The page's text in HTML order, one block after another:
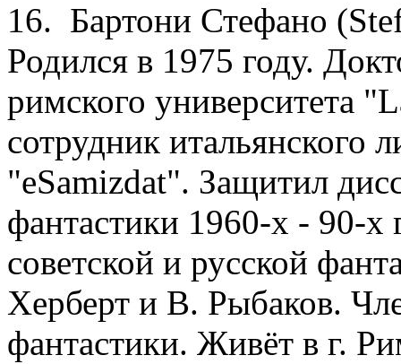
16. Бартони Стефано
Родился в 1975 году.
римского университета
сотрудник итальянского
"eSamizdat". Защитил
фантастики 1960-х - 90-х
советской и русской
Херберт и В. Рыбаков.
фантастики. Живёт в г.